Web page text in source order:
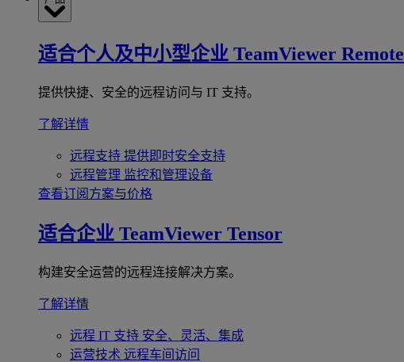
适合个人及中小型企业 TeamViewer Remote
提供快捷、安全的远程访问与 IT 支持。
了解详情
远程支持 提供即时安全支持
远程管理 监控和管理设备
查看订阅方案与价格
适合企业 TeamViewer Tensor
构建安全运营的远程连接解决方案。
了解详情
远程 IT 支持 安全、灵活、集成
运营技术 远程车间访问